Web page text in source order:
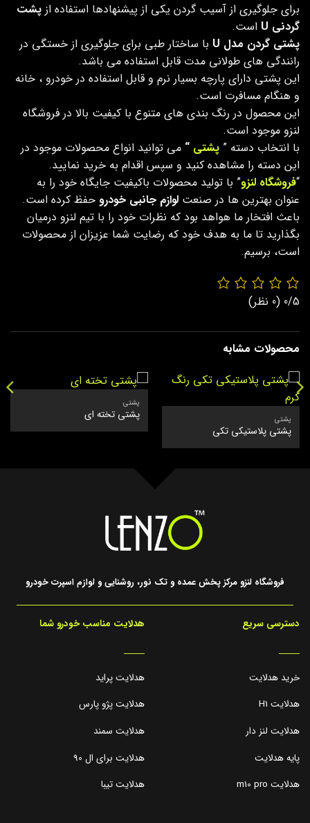
برای جلوگیری از آسیب گردن یکی از پیشنهادها استفاده از پشت
گردنی U
است.
پشتی گردن مدل U
با ساختار طبی برای جلوگیری از خستگی در
رانندگی‌ های طولانی مدت قابل استفاده می باشد.
این پشتی دارای پارچه بسیار نرم و قابل استفاده در خودرو ، خانه
و هنگام مسافرت است.
این محصول در رنگ بندی های متنوع با کیفیت بالا در فروشگاه
لنزو موجود است.
با انتخاب دسته ” پشتی “ می توانید انواع محصولات موجود در
این دسته را مشاهده کنید و سپس اقدام به خرید نمایید.
“فروشگاه لنزو” با تولید محصولات باکیفیت جایگاه خود را به
عنوان بهترین ها در صنعت لوازم جانبی خودرو حفظ کرده است.
باعث افتخار ما هواهد بود که نظرات خود را با تیم لنزو درمیان
بگذارید تا ما به هدف خود که رضایت شما عزیزان از محصولات
است، برسیم.
0/5 (0 نظر)
محصولات مشابه
پشتی
پشتی پلاستیکی تکی
پشتی
پشتی تخته ای
فروشگاه لنزو مرکز پخش عمده و تک نور، روشنایی و لوازم اسپرت خودرو
دسترسی سریع
_____
خرید هدلایت
هدلایت H1
هدلایت لنز دار
پایه هدلایت
هدلایت m10 pro
هدلایت مناسب خودرو شما
_____
هدلایت پراید
هدلایت پژو پارس
هدلایت سمند
هدلایت برای ال 90
هدلایت تیبا